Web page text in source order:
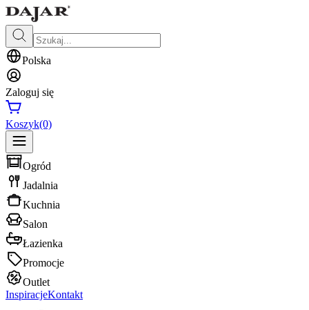
Polska
Zaloguj się
Koszyk(0)
Ogród
Jadalnia
Kuchnia
Salon
Łazienka
Promocje
Outlet
InspiracjeKontakt